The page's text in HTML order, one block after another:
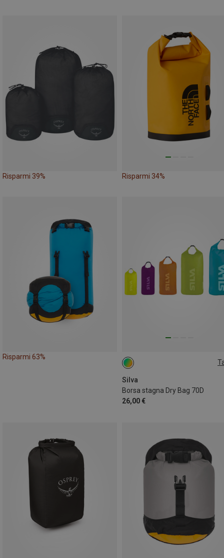
Risparmi 39% Risparmi 34%
Risparmi 63%
Silva
Borsa stagna Dry Bag 70D
26,00 €
24L